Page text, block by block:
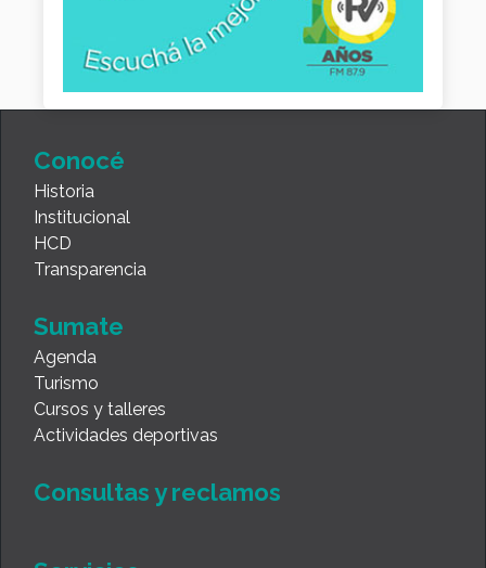
Conocé
Historia
Institucional
HCD
Transparencia
Sumate
Agenda
Turismo
Cursos y talleres
Actividades deportivas
Consultas y reclamos